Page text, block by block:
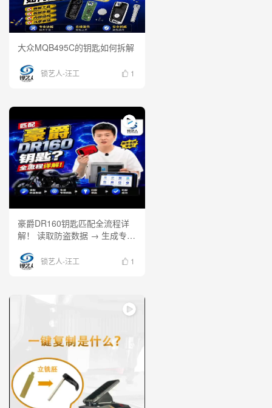
大众MQB495C的钥匙如何拆解
锁艺人-汪工 1
豪爵DR160钥匙匹配全流程详
解！ 读取防盗数据 → 生成专用
实操演示全过程，新手也能快速
掌握！ 更多摩托车钥匙匹配技
锁艺人-汪工 1